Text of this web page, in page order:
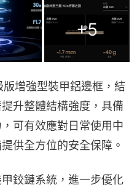
+5
增強型裝甲鋁邊框，結
升整體結構強度，具備
可有效應對日常使用中
供全方位的安全保障。
鉸鏈系統，進一步優化